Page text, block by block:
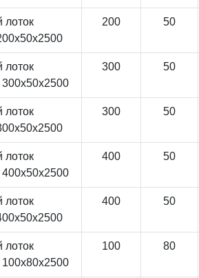
лоток
200 50
лоток
300 50
лоток
300 50
лоток
400 50
лоток
400 50
лоток
100 80